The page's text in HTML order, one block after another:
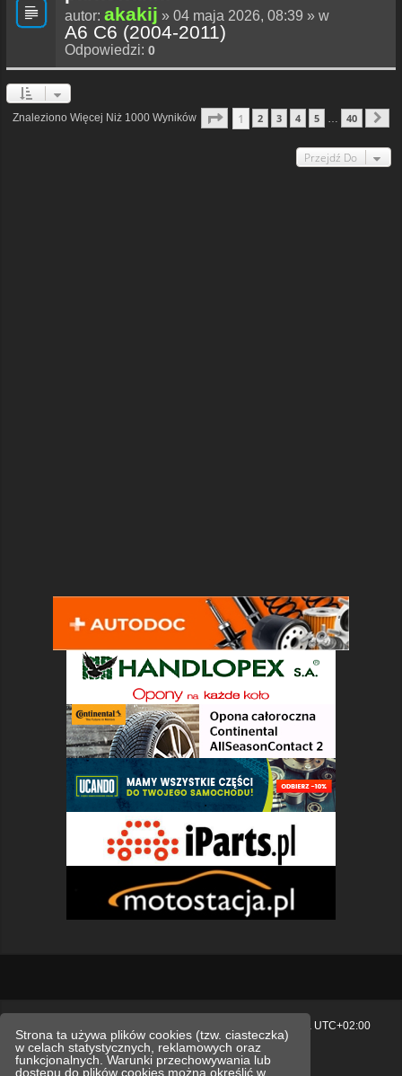
Strona ta używa plików cookies (tzw. ciasteczka)
w celach statystycznych, reklamowych oraz
funkcjonalnych. Warunki przechowywania lub
dostępu do plików cookies można określić w
autor: akakij » 04 maja 2026, 08:39 » w
A6 C6 (2004-2011)
Odpowiedzi: 0
Znaleziono Więcej Niż 1000 Wyników Strona1 40
1 2 3 4 5 40
Przejdź Do
UTC+02:00
Polityka prywatności.